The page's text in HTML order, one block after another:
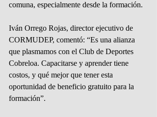
comuna, especialmente desde la formación.
Iván Orrego Rojas, director ejecutivo de
CORMUDEP, comentó: “Es una alianza
que plasmamos con el Club de Deportes
Cobreloa. Capacitarse y aprender tiene
costos, y qué mejor que tener esta
oportunidad de beneficio gratuito para la
formación”.